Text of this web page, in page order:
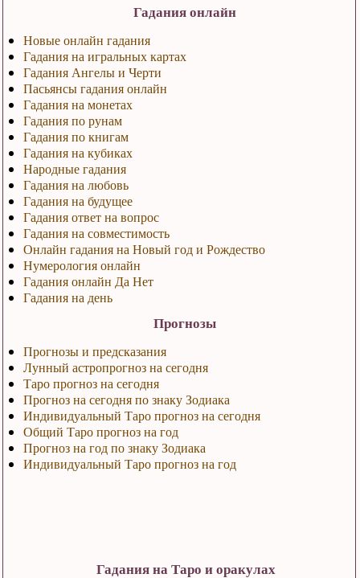
Гадания онлайн
Новые онлайн гадания
Гадания на игральных картах
Гадания Ангелы и Черти
Пасьянсы гадания онлайн
Гадания на монетах
Гадания по рунам
Гадания по книгам
Гадания на кубиках
Народные гадания
Гадания на любовь
Гадания на будущее
Гадания ответ на вопрос
Гадания на совместимость
Онлайн гадания на Новый год и Рождество
Нумерология онлайн
Гадания онлайн Да Нет
Гадания на день
Прогнозы
Прогнозы и предсказания
Лунный астропрогноз на сегодня
Таро прогноз на сегодня
Прогноз на сегодня по знаку Зодиака
Индивидуальный Таро прогноз на сегодня
Общий Таро прогноз на год
Прогноз на год по знаку Зодиака
Индивидуальный Таро прогноз на год
Гадания на Таро и оракулах